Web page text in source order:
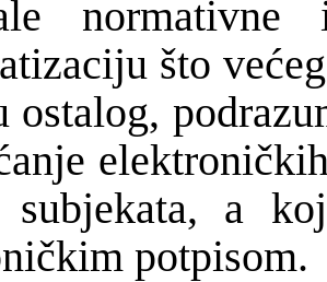
što
ostalog,
subjekata, a
potpisom.